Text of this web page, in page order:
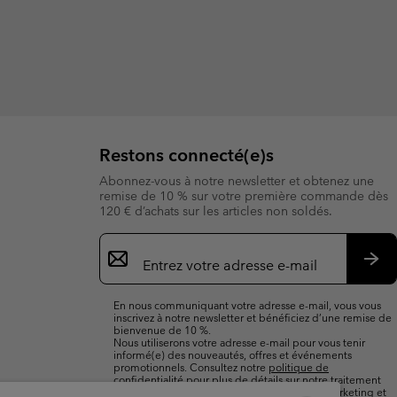
Restons connecté(e)s
Abonnez-vous à notre newsletter et obtenez une
remise de 10 % sur votre première commande dès
120 € d’achats sur les articles non soldés.
Inscription
par
e-
En nous communiquant votre adresse e-mail, vous vous
inscrivez à notre newsletter et bénéficiez d’une remise de
bienvenue de 10 %.
Nous utiliserons votre adresse e-mail pour vous tenir
informé(e) des nouveautés, offres et événements
promotionnels. Consultez notre politique de
confidentialitépour plus de détails sur notre traitement
des données vous concernant à des fins de marketing et